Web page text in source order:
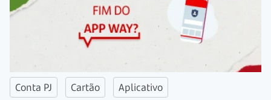
Conta PJ Cartão Aplicativo